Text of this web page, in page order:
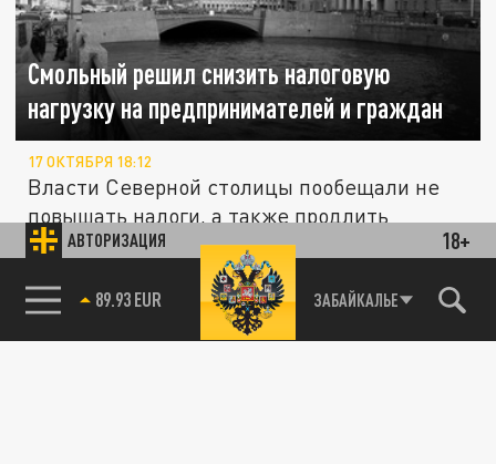
АВТОРИЗАЦИЯ 18+
85.64 BRENT ЗАБАЙКАЛЬЕ
Смольный решил снизить налоговую
нагрузку на предпринимателей и граждан
17 ОКТЯБРЯ 18:12
Власти Северной столицы пообещали не
повышать налоги, а также продлить
действующие для бизнеса и граждан...
Первое здание нижегородской "Квантовой
долины" построят к 2025 году